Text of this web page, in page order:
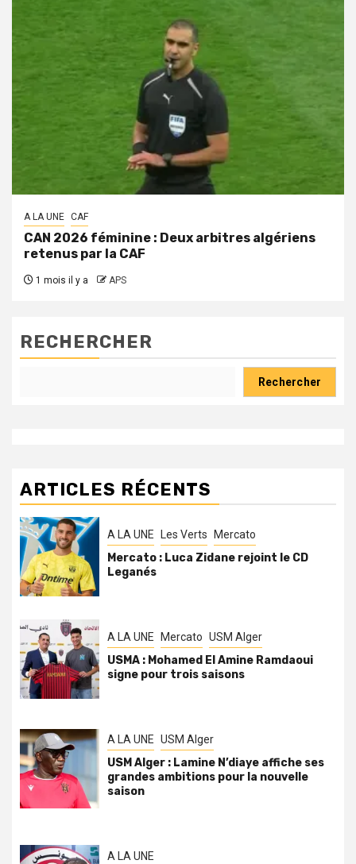
A LA UNE CAF
CAN 2026 féminine : Deux arbitres algériens
retenus par la CAF
1 mois il y a APS
RECHERCHER
Rechercher
ARTICLES RÉCENTS
A LA UNE Les Verts Mercato
Mercato : Luca Zidane rejoint le CD
Leganés
A LA UNE Mercato USM Alger
USMA : Mohamed El Amine Ramdaoui
signe pour trois saisons
A LA UNE USM Alger
USM Alger : Lamine N’diaye affiche ses
grandes ambitions pour la nouvelle
saison
A LA UNE